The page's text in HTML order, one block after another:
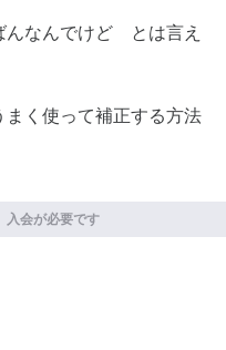
んなんでけど とは言え
く使って補正する方法
入会が必要です